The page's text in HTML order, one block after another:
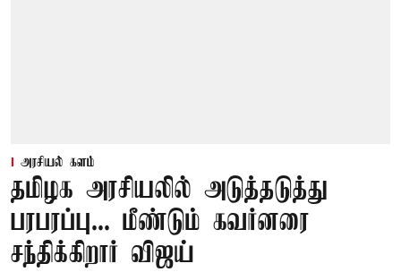
அரசியல் களம்
தமிழக அரசியலில் அடுத்தடுத்து
பரபரப்பு... மீண்டும் கவர்னரை
சந்திக்கிறார் விஜய்